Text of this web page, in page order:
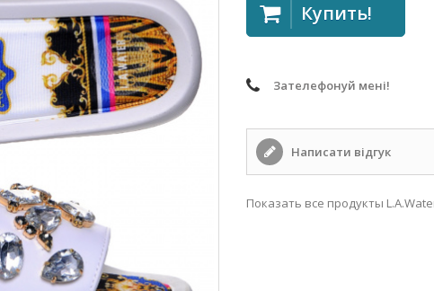
Купить!
Зателефонуй мені!
Написати відгук
Показать все продукты